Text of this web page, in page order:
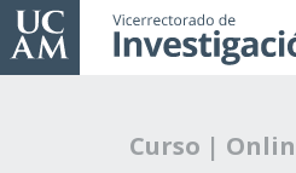
Pasar
al
Curso |